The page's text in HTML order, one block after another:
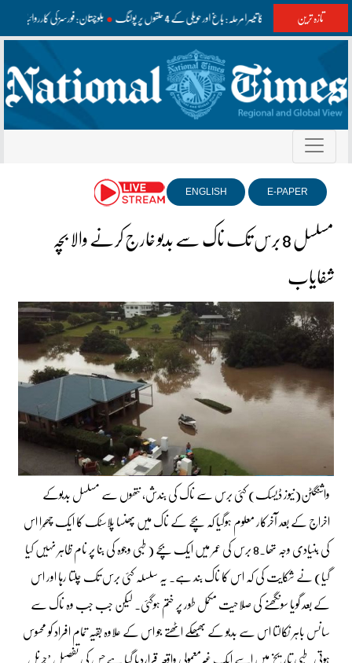
تازہ ترینآزاد کشمیر الیکشن کا تیسرا مرحلہ: باغ اور حویلی کے 4 حلقوں پر پولنگ بلوچستان: فورسز کی کارروائیاں،
E-PAPER
ENGLISH
مسلسل 8 برس تک ناک سے بدبو خارج کرنے والا بچہ
شفایاب
واشنگٹن(نیوز ڈیسک) کئی برس سے ناک کی بندش، نتھوں سے مسلسل بدبوکے
اخراج کے بعد آخرکار معلوم ہوگیا کہ بچے کے ناک میں پھنسا پلاسٹک کا ایک چھّرا اس
کی بنیادی وجہ تھا۔8 برس کی عمر میں ایک بچے ( طبی وجوہ کی بنا پر نام ظاہر نہیں کیا
گیا) نے شکایت کی کہ اس کا ناک بند ہے۔ یہ سلسلہ کئی برس تک چلتا رہا اور اس
کے بعد گویا سونگھنے کی صلاحیت مکمل طور پر ختم ہوگئی۔ لیکن جب جب وہ ناک سے
سانس باہر نکالتا اس سے بدبو کے بھبھکے اٹھتے جو اس کے علاوہ بقیہ تمام افراد کو محسوس